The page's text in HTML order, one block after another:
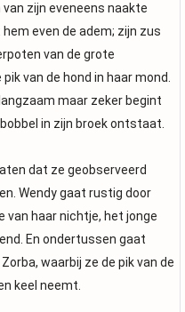
zijn eveneens naakte
even de adem; zijn zus
van de grote
van de hond in haar mond.
maar zeker begint
in zijn broek ontstaat.
dat ze geobserveerd
Wendy gaat rustig door
van haar nichtje, het jonge
En ondertussen gaat
waarbij ze de pik van de
keel neemt.